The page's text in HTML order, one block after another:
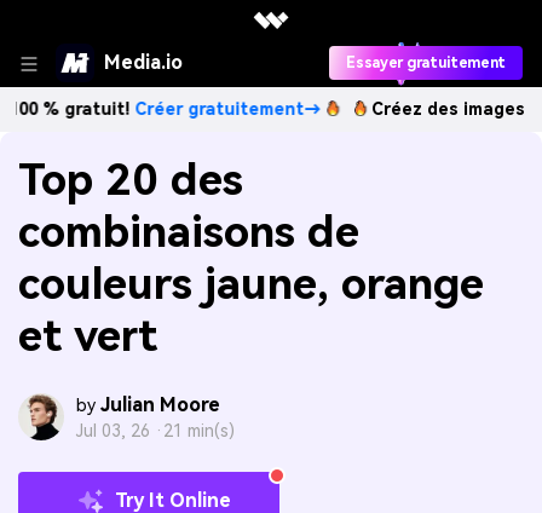
Media.io Essayer gratuitement
Créer gratuitement→ Créez des images IA à
Top 20 des
combinaisons de
couleurs jaune, orange
et vert
by Julian Moore
Jul 03, 26 · 21 min(s)
Try It Online